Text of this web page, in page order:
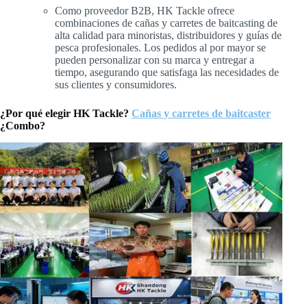
Como proveedor B2B, HK Tackle ofrece
combinaciones de cañas y carretes de baitcasting de
alta calidad para minoristas, distribuidores y guías de
pesca profesionales. Los pedidos al por mayor se
pueden personalizar con su marca y entregar a
tiempo, asegurando que satisfaga las necesidades de
sus clientes y consumidores.
¿Por qué elegir HK Tackle? Cañas y carretes de baitcaster
¿Combo?